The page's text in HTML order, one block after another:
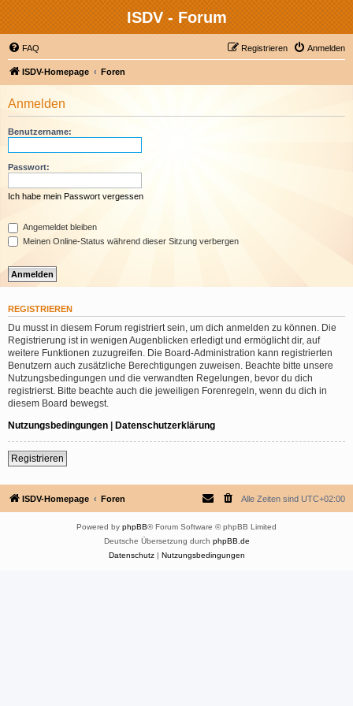
ISDV - Forum
FAQ Anmelden
Registrieren
ISDV-Homepage Foren
Anmelden
Benutzername:
Passwort:
Ich habe mein Passwort vergessen
Angemeldet bleiben
Meinen Online-Status während dieser Sitzung verbergen
REGISTRIEREN
Du musst in diesem Forum registriert sein, um dich anmelden zu können. Die
Registrierung ist in wenigen Augenblicken erledigt und ermöglicht dir, auf
weitere Funktionen zuzugreifen. Die Board-Administration kann registrierten
Benutzern auch zusätzliche Berechtigungen zuweisen. Beachte bitte unsere
Nutzungsbedingungen und die verwandten Regelungen, bevor du dich
registrierst. Bitte beachte auch die jeweiligen Forenregeln, wenn du dich in
diesem Board bewegst.
Nutzungsbedingungen | Datenschutzerklärung
Registrieren
ISDV-Homepage Foren Alle Zeiten sind UTC+02:00
Powered by phpBB® Forum Software © phpBB Limited
Deutsche Übersetzung durch phpBB.de
Datenschutz| Nutzungsbedingungen